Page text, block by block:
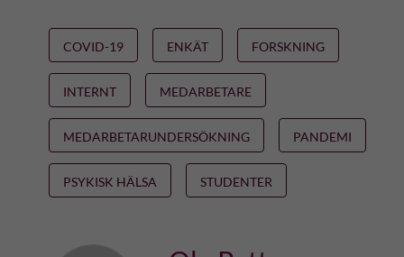
COVID-19 ENKÄT FORSKNING
INTERNT MEDARBETARE
MEDARBETARUNDERSÖKNING PANDEMI
PSYKISK HÄLSA STUDENTER